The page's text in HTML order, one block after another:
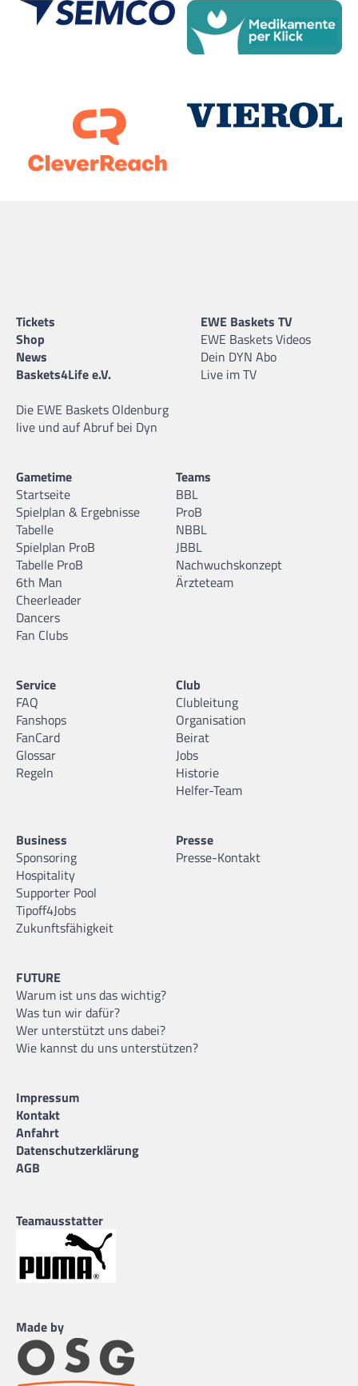
Tickets
Shop
News
Baskets4Life e.V.
Die EWE Baskets Oldenburg
live und auf Abruf bei Dyn
EWE Baskets TV
EWE Baskets Videos
Dein DYN Abo
Live im TV
Gametime
Startseite
Spielplan & Ergebnisse
Tabelle
Spielplan ProB
Tabelle ProB
6th Man
Cheerleader
Dancers
Fan Clubs
Teams
BBL
ProB
NBBL
JBBL
Nachwuchskonzept
Ärzteteam
Service
FAQ
Fanshops
FanCard
Glossar
Regeln
Club
Clubleitung
Organisation
Beirat
Jobs
Historie
Helfer-Team
Business
Sponsoring
Hospitality
Supporter Pool
Tipoff4Jobs
Zukunftsfähigkeit
Presse
Presse-Kontakt
FUTURE
Warum ist uns das wichtig?
Was tun wir dafür?
Wer unterstützt uns dabei?
Wie kannst du uns unterstützen?
Impressum
Kontakt
Anfahrt
Datenschutzerklärung
AGB
Teamausstatter
Made by